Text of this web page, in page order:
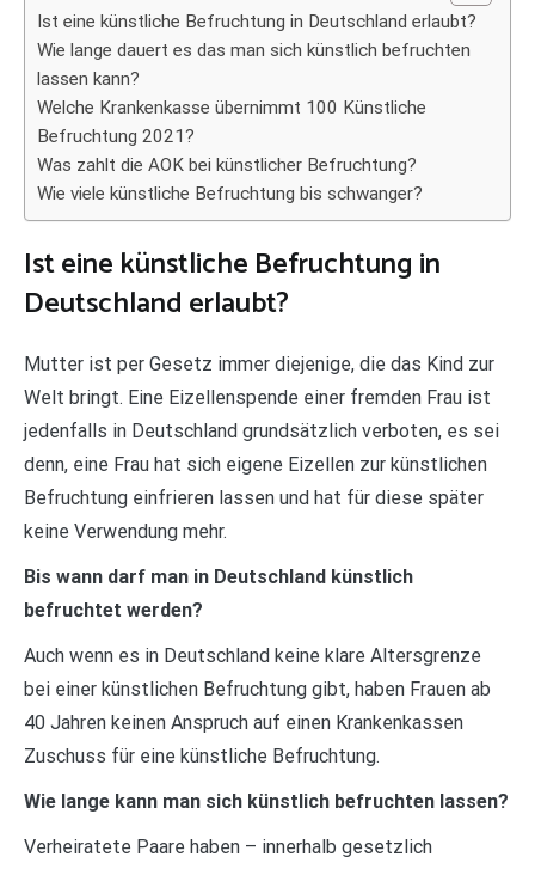
Ist eine künstliche Befruchtung in Deutschland erlaubt?
Wie lange dauert es das man sich künstlich befruchten
lassen kann?
Welche Krankenkasse übernimmt 100 Künstliche
Befruchtung 2021?
Was zahlt die AOK bei künstlicher Befruchtung?
Wie viele künstliche Befruchtung bis schwanger?
Ist eine künstliche Befruchtung in
Deutschland erlaubt?
Mutter ist per Gesetz immer diejenige, die das Kind zur
Welt bringt. Eine Eizellenspende einer fremden Frau ist
jedenfalls in Deutschland grundsätzlich verboten, es sei
denn, eine Frau hat sich eigene Eizellen zur künstlichen
Befruchtung einfrieren lassen und hat für diese später
keine Verwendung mehr.
Bis wann darf man in Deutschland künstlich
befruchtet werden?
Auch wenn es in Deutschland keine klare Altersgrenze
bei einer künstlichen Befruchtung gibt, haben Frauen ab
40 Jahren keinen Anspruch auf einen Krankenkassen
Zuschuss für eine künstliche Befruchtung.
Wie lange kann man sich künstlich befruchten lassen?
Verheiratete Paare haben – innerhalb gesetzlich